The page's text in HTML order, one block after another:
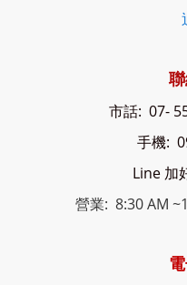
市話: 07-
手機:
Line 加
營業: 8:30 AM